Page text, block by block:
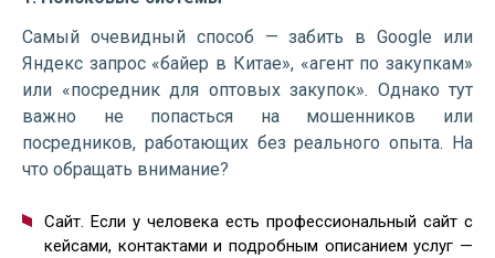
Самый очевидный способ — забить в Google или
Яндекс запрос «байер в Китае», «агент по закупкам»
или «посредник для оптовых закупок». Однако тут
важно не попасться на мошенников или
посредников, работающих без реального опыта. На
что обращать внимание?
Сайт. Если у человека есть профессиональный сайт с
кейсами, контактами и подробным описанием услуг —